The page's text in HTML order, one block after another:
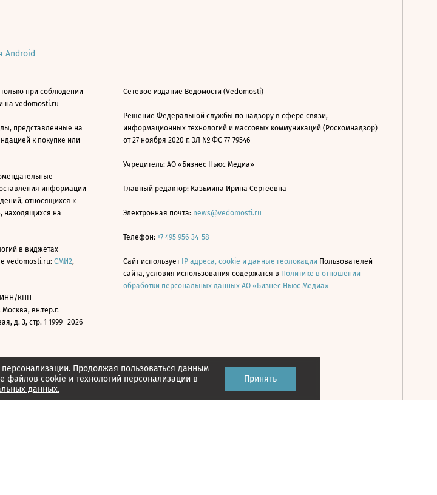
Продолжая пользоваться данным
файлов cookie и технологий персонализации в
данных.
Принять
Android
при соблюдении
на vedomosti.ru
представленные на
к покупке или
информации
относящихся к
находящихся на
в виджетах
vedomosti.ru: СМИ2,
ИНН/КПП
Москва, вн.тер.г.
д. 3, стр. 1 1999—2026
Сетевое издание Ведомости (Vedomosti)
Решение Федеральной службы по надзору в сфере связи,
информационных технологий и массовых коммуникаций (Роскомнадзор)
от 27 ноября 2020 г. ЭЛ № ФС 77-79546
Учредитель: АО «Бизнес Ньюс Медиа»
Главный редактор: Казьмина Ирина Сергеевна
Электронная почта: news@vedomosti.ru
Телефон: +7 495 956-34-58
Сайт использует IP адреса, cookie и данные геолокации Пользователей
сайта, условия использования содержатся в Политике в отношении
обработки персональных данных АО «Бизнес Ньюс Медиа»